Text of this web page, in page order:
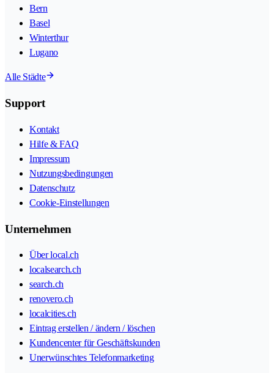
Bern
Basel
Winterthur
Lugano
Alle Städte
Support
Kontakt
Hilfe & FAQ
Impressum
Nutzungsbedingungen
Datenschutz
Cookie-Einstellungen
Unternehmen
Über local.ch
localsearch.ch
search.ch
renovero.ch
localcities.ch
Eintrag erstellen / ändern / löschen
Kundencenter für Geschäftskunden
Unerwünschtes Telefonmarketing